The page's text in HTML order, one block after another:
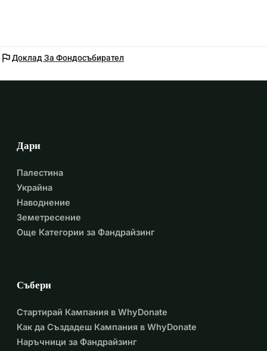
flagДоклад За Фондосъбирател
Дари
Палестина
Украйна
Наводнение
Земетресение
Още Категории за Фандрайзинг
Събери
Стартирай Кампания в WhyDonate
Как да Създадеш Кампания в WhyDonate
Наръчници за Фандрайзинг